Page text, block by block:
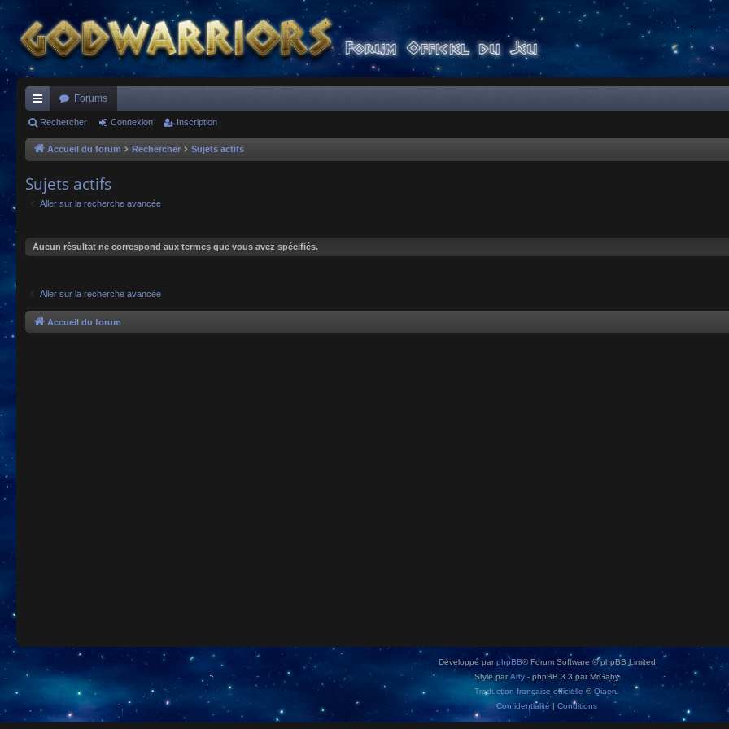
ac
co
Forums
Rechercher Connexion Inscription
Accueil du forum Rechercher Sujets actifs
Sujets actifs
Aller sur la recherche avancée
Aucun résultat ne correspond aux termes que vous avez spécifiés.
Aller sur la recherche avancée
Accueil du forum
Développé parphpBB® Forum Software © phpBB Limited
Style par Arty - phpBB 3.3 par MrGaby
Traduction française officielle ©Qiaeru
Confidentialité | Conditions